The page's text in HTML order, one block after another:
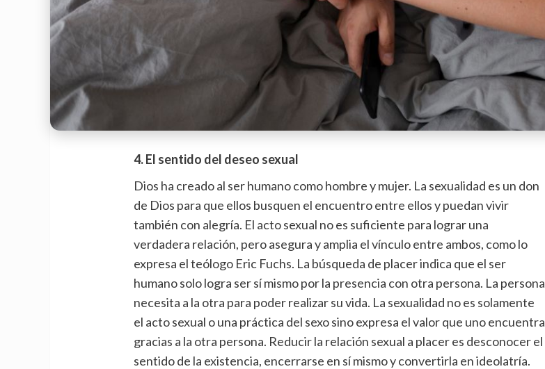
4. El sentido del deseo sexual
Dios ha creado al ser humano como hombre y mujer. La sexualidad es un don
de Dios para que ellos busquen el encuentro entre ellos y puedan vivir
también con alegría. El acto sexual no es suficiente para lograr una
verdadera relación, pero asegura y amplia el vínculo entre ambos, como lo
expresa el teólogo Eric Fuchs. La búsqueda de placer indica que el ser
humano solo logra ser sí mismo por la presencia con otra persona. La persona
necesita a la otra para poder realizar su vida. La sexualidad no es solamente
el acto sexual o una práctica del sexo sino expresa el valor que uno encuentra
gracias a la otra persona. Reducir la relación sexual a placer es desconocer el
sentido de la existencia, encerrarse en sí mismo y convertirla en ideolatría.